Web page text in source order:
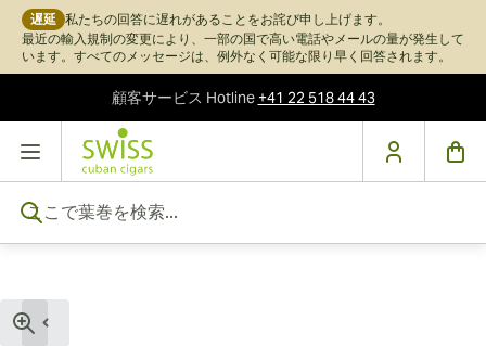
遅延 私たちの回答に遅れがあることをお詫び申し上げます。
最近の輸入規制の変更により、一部の国で高い電話やメールの量が発生して
います。すべてのメッセージは、例外なく可能な限り早く回答されます。
顧客サービス Hotline+41 22 518 44 43
コンテンツにスキップ